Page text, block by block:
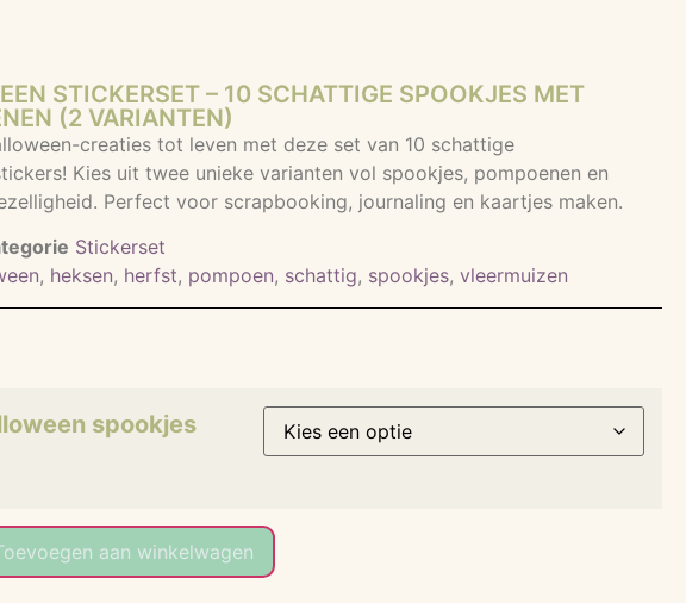
STICKERSET – 10 SCHATTIGE SPOOKJES MET
(2 VARIANTEN)
creaties tot leven met deze set van 10 schattige
Kies uit twee unieke varianten vol spookjes, pompoenen en
Perfect voor scrapbooking, journaling en kaartjes maken.
Stickerset
, heksen, herfst, pompoen, schattig, spookjes, vleermuizen
spookjes
aan winkelwagen